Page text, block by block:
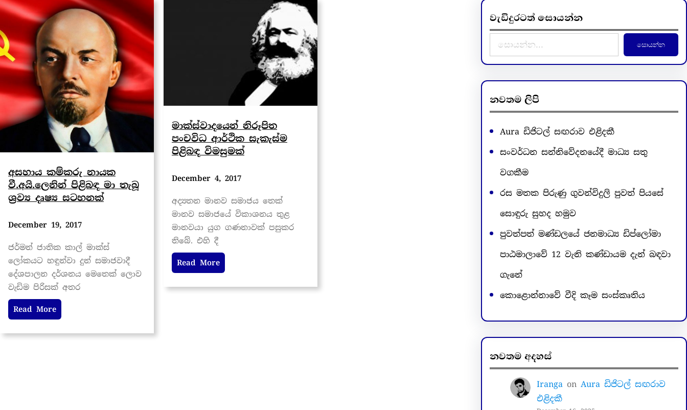
අසහාය කම්කරු නායක
වී.අයි.ලෙනින් පිළිබඳ මා තැබූ
ශ්‍රව්‍ය දෘෂ්‍ය සටහනක්
December 19, 2017
ජර්මන් ජාතික කාල් මාක්ස්
ලෝකයට හඳුන්වා දුන් සමාජවාදී
දේශපාලන දර්ශනය මෙතෙක් ලොව
වැඩිම පිරිසක් අතර
Read More
මාක්ස්වාදයෙන් නිරූපිත
පංචවිධ ආර්ථික සැකැස්ම
පිළිබඳ විමසුමක්
December 4, 2017
අද්‍යතන මානව සමාජය තෙක්
මානව සමාජයේ විකාශනය තුළ
මානවයා යුග ගණනාවක් පසුකර
තිබේ. එහි දී
Read More
වැඩිදුරටත් සොයන්න
e
a
r
c
h
සොයන්න
නවතම ලිපි
Aura ඩිජිටල් සඟරාව එළිදකී
සංවර්ධන සන්නිවේදනයේදී මාධ්‍ය සතු
වගකීම
රස මතක පිරුණු ගුවන්විදුලි පුවත් පියසේ
සොඳුරු සුහද හමුව
පුවත්පත් මණ්ඩලයේ ජනමාධ්‍ය ඩිප්ලෝමා
පාඨමාලාවේ 12 වැනි කණ්ඩායම දැන් බඳවා
ගැනේ
කොළොන්නාවේ වීදි කෑම සංස්කෘතිය
නවතම අදහස්
Irangaon Aura ඩිජිටල් සඟරාව
එළිදකී